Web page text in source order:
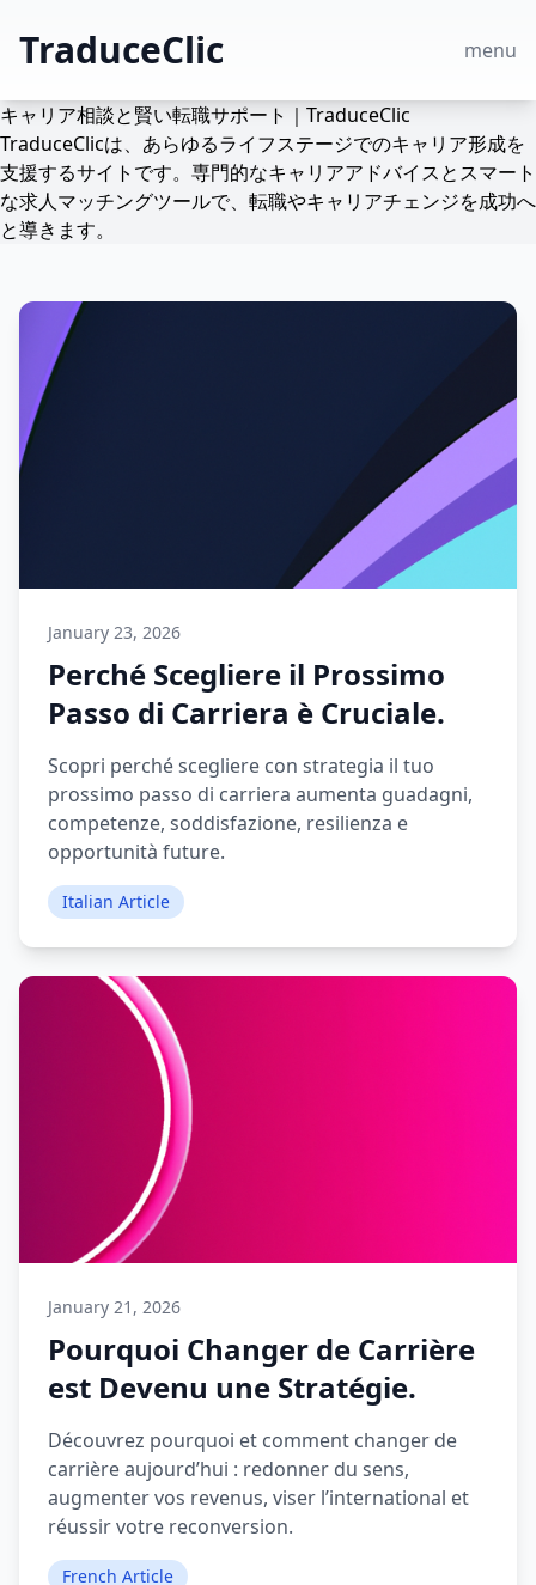
TraduceClic menu
キャリア相談と賢い転職サポート｜TraduceClic
TraduceClicは、あらゆるライフステージでのキャリア形成を
支援するサイトです。専門的なキャリアアドバイスとスマート
な求人マッチングツールで、転職やキャリアチェンジを成功へ
と導きます。
January 23, 2026
Perché Scegliere il Prossimo
Passo di Carriera è Cruciale.
Scopri perché scegliere con strategia il tuo
prossimo passo di carriera aumenta guadagni,
competenze, soddisfazione, resilienza e
opportunità future.
Italian Article
January 21, 2026
Pourquoi Changer de Carrière
est Devenu une Stratégie.
Découvrez pourquoi et comment changer de
carrière aujourd’hui : redonner du sens,
augmenter vos revenus, viser l’international et
réussir votre reconversion.
French Article